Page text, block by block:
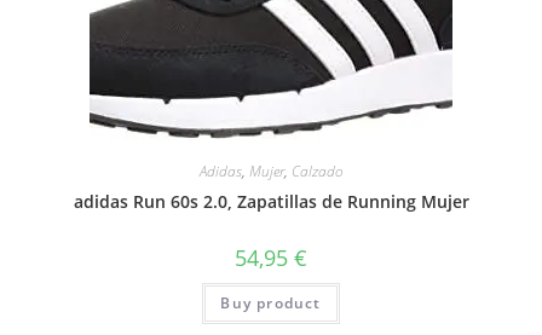
Adidas, Mujer, Calzado
adidas Run 60s 2.0, Zapatillas de Running Mujer
54,95 €
Buy product